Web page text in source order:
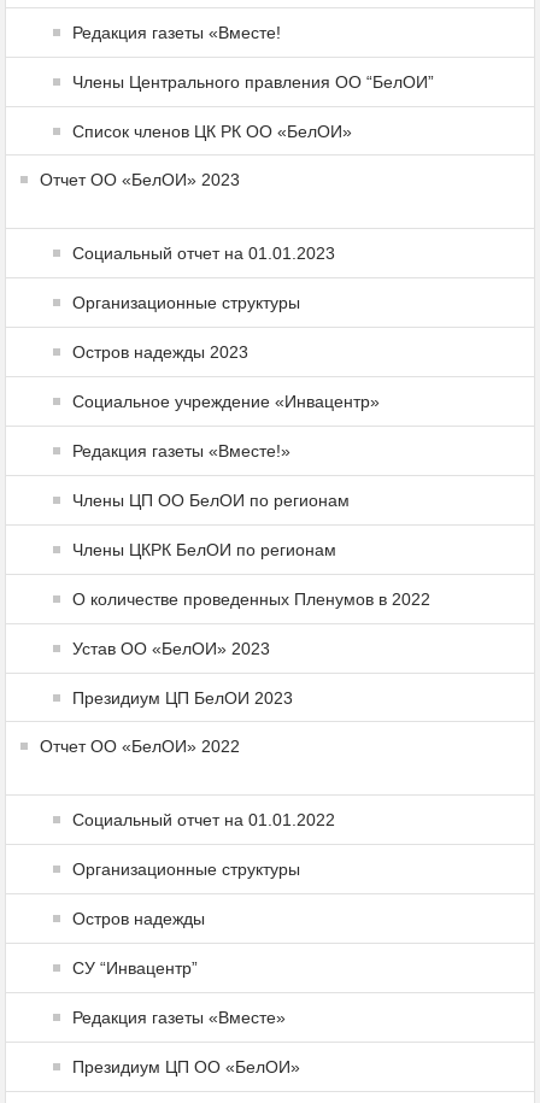
Редакция газеты «Вместе!
Члены Центрального правления ОО “БелОИ”
Список членов ЦК РК ОО «БелОИ»
Отчет ОО «БелОИ» 2023
Социальный отчет на 01.01.2023
Организационные структуры
Остров надежды 2023
Социальное учреждение «Инвацентр»
Редакция газеты «Вместе!»
Члены ЦП ОО БелОИ по регионам
Члены ЦКРК БелОИ по регионам
О количестве проведенных Пленумов в 2022
Устав ОО «БелОИ» 2023
Президиум ЦП БелОИ 2023
Отчет ОО «БелОИ» 2022
Социальный отчет на 01.01.2022
Организационные структуры
Остров надежды
СУ “Инвацентр”
Редакция газеты «Вместе»
Президиум ЦП ОО «БелОИ»